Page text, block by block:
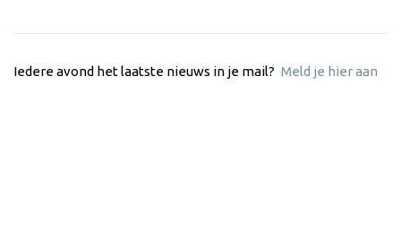
Iedere avond het laatste nieuws in je mail? Meld je hier aan